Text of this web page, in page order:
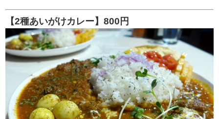
【2種あいがけカレー】800円